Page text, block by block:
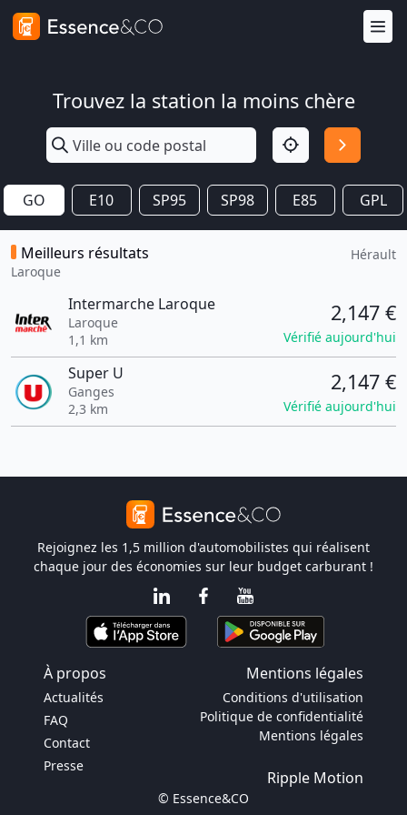
Trouvez la station la moins chère
GO E10 SP95 SP98 E85 GPL
Meilleurs résultats
Laroque
Hérault
Intermarche Laroque
Laroque
1,1 km
2,147 €
Vérifié aujourd'hui
Super U
Ganges
2,3 km
2,147 €
Vérifié aujourd'hui
Rejoignez les 1,5 million d'automobilistes qui réalisent
chaque jour des économies sur leur budget carburant !
À propos Mentions légales
Actualités
FAQ
Contact
Presse
Conditions d'utilisation
Politique de confidentialité
Mentions légales
Ripple Motion
© Essence&CO